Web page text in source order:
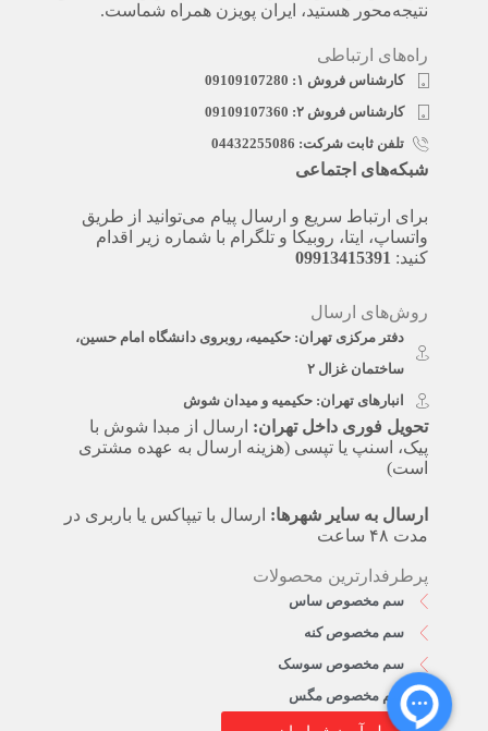
نتیجه‌محور هستید، ایران پویزن همراه شماست.
راه‌های ارتباطی
کارشناس فروش ۱: 09109107280
کارشناس فروش ۲: 09109107360
تلفن ثابت شرکت: 04432255086
شبکه‌های اجتماعی
برای ارتباط سریع و ارسال پیام می‌توانید از طریق
واتساپ، ایتا، روبیکا و تلگرام با شماره زیر اقدام
کنید: 09913415391
روش‌های ارسال
دفتر مرکزی تهران: حکیمیه، روبروی دانشگاه امام حسین،
ساختمان غزال ۲
انبارهای تهران: حکیمیه و میدان شوش
تحویل فوری داخل تهران: ارسال از مبدا شوش با
پیک، اسنپ یا تپسی (هزینه ارسال به عهده مشتری
است)
ارسال به سایر شهرها: ارسال با تیپاکس یا باربری در
مدت ۴۸ ساعت
پرطرفدارترین محصولات
سم مخصوص ساس
سم مخصوص کنه
سم مخصوص سوسک
سم مخصوص مگس